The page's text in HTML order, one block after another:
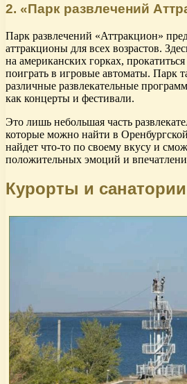
2. «Парк развлечений
Парк развлечений «Аттракцион»
аттракционы для всех возрастов.
на американских горках,
поиграть в игровые автоматы. Парк
различные развлекательные
как концерты и фестивали.
Это лишь небольшая часть
которые можно найти в
найдет что-то по своему вкусу и
положительных эмоций и
Курорты и санатории